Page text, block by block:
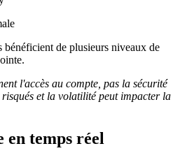
bénéficient de plusieurs niveaux de
l'accès au compte, pas la sécurité
et la volatilité peut impacter la
temps réel